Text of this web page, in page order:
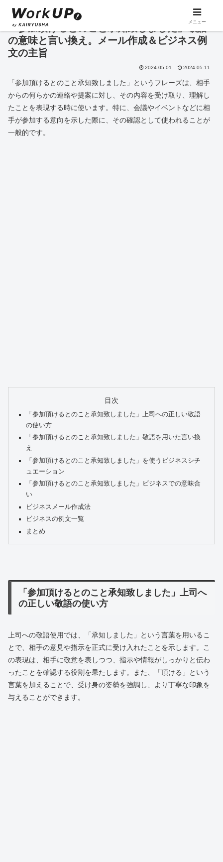
「参加頂けるとのこと承知致しました」敬語
の意味と言い換え。メール作成＆ビジネス例
文の主旨
2024.05.01 2024.05.11
「参加頂けるとのこと承知致しました」というフレーズは、相手
からの何らかの連絡や提案に対し、その内容を受け取り、理解し
たことを表現する時に使います。特に、会議やイベントなどに相
手が参加する意向を示した際に、その確認として使われることが
一般的です。
目次
「参加頂けるとのこと承知致しました」上司への正しい敬語
の使い方
「参加頂けるとのこと承知致しました」敬語を用いた言い換
え
「参加頂けるとのこと承知致しました」を使うビジネスシチ
ュエーション
「参加頂けるとのこと承知致しました」ビジネスでの意味合
い
ビジネスメール作成法
ビジネスの例文一覧
まとめ
「参加頂けるとのこと承知致しました」上司へ
の正しい敬語の使い方
上司への敬語使用では、「承知しました」という言葉を用いるこ
とで、相手の意見や指示を正式に受け入れたことを示します。こ
の表現は、相手に敬意を表しつつ、指示や情報がしっかりと伝わ
ったことを確認する役割を果たします。また、「頂ける」という
言葉を加えることで、受け身の姿勢を強調し、より丁寧な印象を
与えることができます。
メニュー